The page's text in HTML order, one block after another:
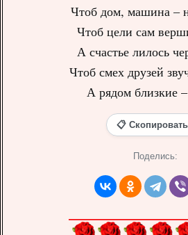
Чтоб дом, машина –
Чтоб цели сам
А счастье лилось
Чтоб смех друзей
А рядом близкие
📋 Скопировать
Поделись: